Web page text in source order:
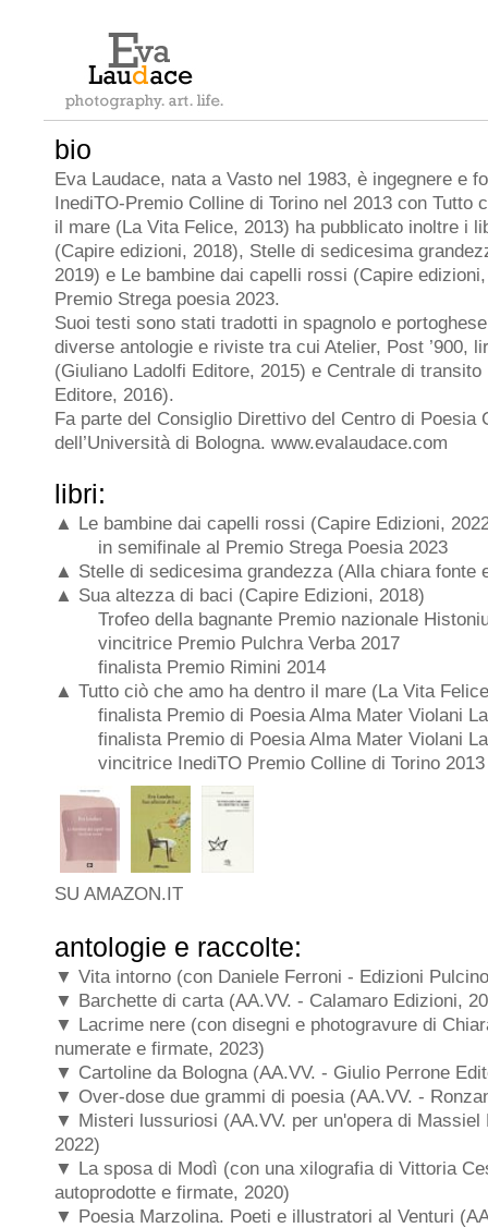
bio
Eva Laudace, nata a Vasto nel 1983, è ingegnere e
InediTO-Premio Colline di Torino nel 2013 con Tutto
il mare (La Vita Felice, 2013) ha pubblicato inoltre i
(Capire edizioni, 2018), Stelle di sedicesima
2019) e Le bambine dai capelli rossi (Capire
Premio Strega poesia 2023.
Suoi testi sono stati tradotti in spagnolo e
diverse antologie e riviste tra cui Atelier, Post ’900,
(Giuliano Ladolfi Editore, 2015) e Centrale di
Editore, 2016).
Fa parte del Consiglio Direttivo del Centro di Poesia
dell’Università di Bologna. www.evalaudace.com
libri:
▲ Le bambine dai capelli rossi (Capire Edizioni,
in semifinale al Premio Strega Poesia 2023
▲ Stelle di sedicesima grandezza (Alla chiara fonte
▲ Sua altezza di baci (Capire Edizioni, 2018)
Trofeo della bagnante Premio nazionale
vincitrice Premio Pulchra Verba 2017
finalista Premio Rimini 2014
▲ Tutto ciò che amo ha dentro il mare (La Vita
finalista Premio di Poesia Alma Mater Violani
finalista Premio di Poesia Alma Mater Violani
vincitrice InediTO Premio Colline di Torino 2013
SU AMAZON.IT
antologie e raccolte:
▼ Vita intorno (con Daniele Ferroni - Edizioni
▼ Barchette di carta (AA.VV. - Calamaro Edizioni,
▼ Lacrime nere (con disegni e photogravure di
numerate e firmate, 2023)
▼ Cartoline da Bologna (AA.VV. - Giulio Perrone
▼ Over-dose due grammi di poesia (AA.VV. -
▼ Misteri lussuriosi (AA.VV. per un'opera di Massiel
2022)
▼ La sposa di Modì (con una xilografia di Vittoria
autoprodotte e firmate, 2020)
▼ Poesia Marzolina. Poeti e illustratori al Venturi